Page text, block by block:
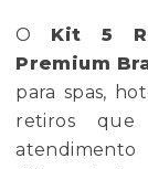
O Kit 5
Premium
para spas,
retiros que